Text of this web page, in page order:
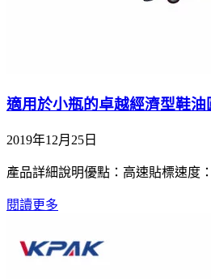
適用於小瓶的卓越經濟型鞋油
2019年12月25日
產品詳細說明優點：高速貼標速度
閱讀更多